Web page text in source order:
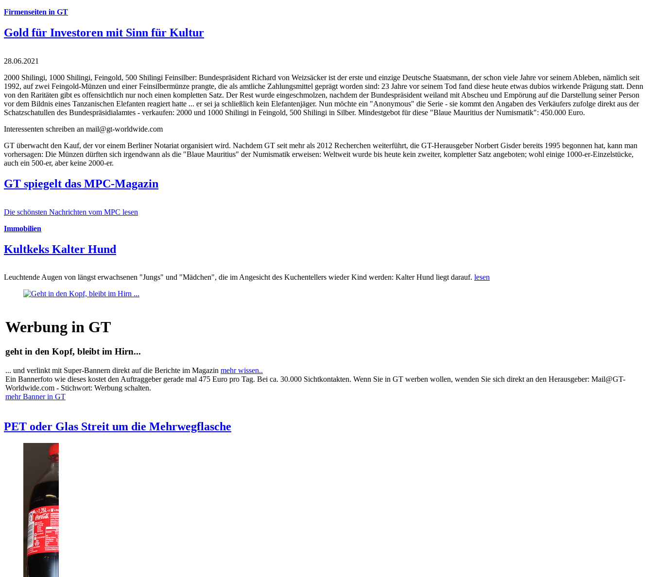
Firmenseiten in GT
Gold für Investoren mit Sinn für Kultur
28.06.2021
2000 Shilingi, 1000 Shilingi, Feingold, 500 Shilingi Feinsilber: Bundespräsident Richard von Weizsäcker ist der erste und einzige Deutsche Staatsmann, der schon viele Jahre vor seinem Ableben, nämlich seit
1992, auf zwei Feingold-Münzen und einer Feinsilbermünze prangte, die als amtliche Zahlungsmittel geprägt worden sind: 23 Jahre vor seinem Tod fand diese heute etwas dubios wirkende Prägung statt. Denn
von den Raritäten gibt es offensichtlich nur noch einen kompletten Satz. Der Rest wurde eingeschmolzen, nachdem der Bundespräsident weiland mit Abscheu und Empörung auf die Darstellung seiner Person
vor dem Bildnis eines Tanzanischen Elefanten reagiert hatte ... er sei ja schließlich kein Elefantenjäger. Nun möchte ein "Anonymous" die Serie - sie kommt den Angaben des Verkäufers zufolge direkt aus der
Schatzschatullen des Bundespräsidialamtes - verkaufen: 2000 und 1000 Shilingi in Feingold, 500 Shilingi in Silber. Mindestgebot für diese "Blaue Mauritius der Numismatik": 450.000 Euro.
Interessenten schreiben an mail@gt-worldwide.com
GT überwacht den Kauf, der vor einem Berliner Notariat organisiert wird. Nachdem GT seit mehr als 2012 Recherchen weiterführt, die GT-Herausgeber Norbert Gisder bereits 1995 begonnen hat, kann man
vorhersagen: Die Münzen dürften sich irgendwann als die "Blaue Mauritius" der Numismatik erweisen: Weltweit wurde bis heute kein zweiter, kompletter Satz angeboten; wohl einige 1000-er-Einzelstücke,
auch ein 500-er, aber keine 2000-er.
GT spiegelt das MPC-Magazin
Die schönsten Nachrichten vom MPC lesen
Immobilien
Kultkeks Kalter Hund
Leuchtende Augen von längst erwachsenen "Jungs" und "Mädchen", die im Angesicht des Kuchentellers wieder Kind werden: Kalter Hund liegt darauf. lesen
Werbung in GT
geht in den Kopf, bleibt im Hirn...
... und verlinkt mit Super-Bannern direkt auf die Berichte im Magazin mehr wissen..
Ein Bannerfoto wie dieses kostet den Auftraggeber gerade mal 475 Euro pro Tag. Bei ca. 30.000 Sichtkontakten. Wenn Sie in GT werben wollen, wenden Sie sich direkt an den Herausgeber: Mail@GT-
Worldwide.com - Stichwort: Werbung schalten.
mehr Banner in GT
PET oder Glas Streit um die Mehrwegflasche